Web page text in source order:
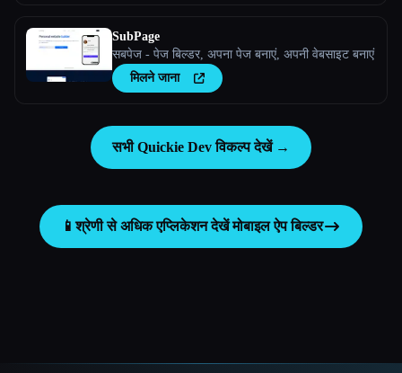
SubPage
सबपेज - पेज बिल्डर, अपना पेज बनाएं, अपनी वेबसाइट बनाएं
मिलने जाना
सभी Quickie Dev विकल्प देखें →
📱श्रेणी से अधिक एप्लिकेशन देखेंमोबाइल ऐप बिल्डर